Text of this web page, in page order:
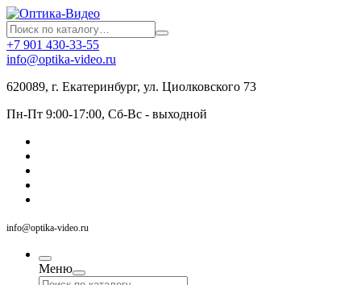
+7 901 430-33-55
info@optika-video.ru
620089, г. Екатеринбург, ул. Циолковского 73
Пн-Пт 9:00-17:00, Сб-Вс - выходной
info@optika-video.ru
Меню